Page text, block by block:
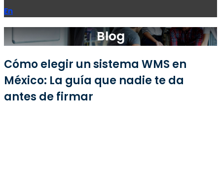
En
Blog
Cómo elegir un sistema WMS en
México: La guía que nadie te da
antes de firmar